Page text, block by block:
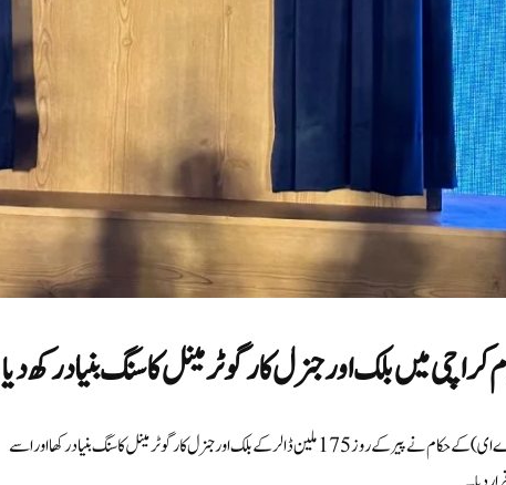
میں بلک اور جنرل کارگو ٹرمینل کا سنگ بنیاد رکھ دیا
(مانیٹرنگ ڈیسک) پاکستانی اور متحدہ عرب امارات (یو اے ای) کے حکام نے پیر کے روز 175 ملین ڈالر کے بلک اور جنرل کارگو ٹرمینل کا سنگ بنیاد رکھا اور اسے